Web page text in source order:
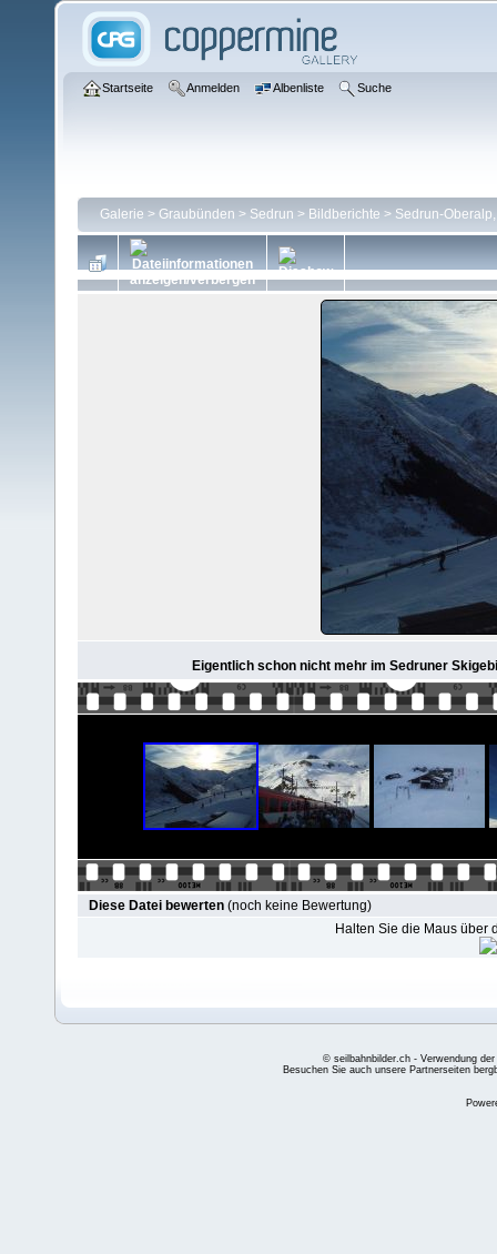
Startseite Anmelden Albenliste Suche
Galerie > Graubünden > Sedrun > Bildberichte > Sedrun-
Eigentlich schon nicht mehr im Sedruner
Diese Datei bewerten (noch keine Bewertung)
Halten Sie die Maus über
© seilbahnbilder.ch - Verwendung
Besuchen Sie auch unsere Partnerseiten